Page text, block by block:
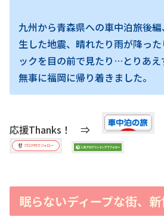
九州から青森県への車中泊旅後
生した地震、晴れたり雨が降っ
ックを目の前で見たり…とりあえ
無事に福岡に帰り着きました。
応援Thanks！ ⇒
眠らないディープな街、新